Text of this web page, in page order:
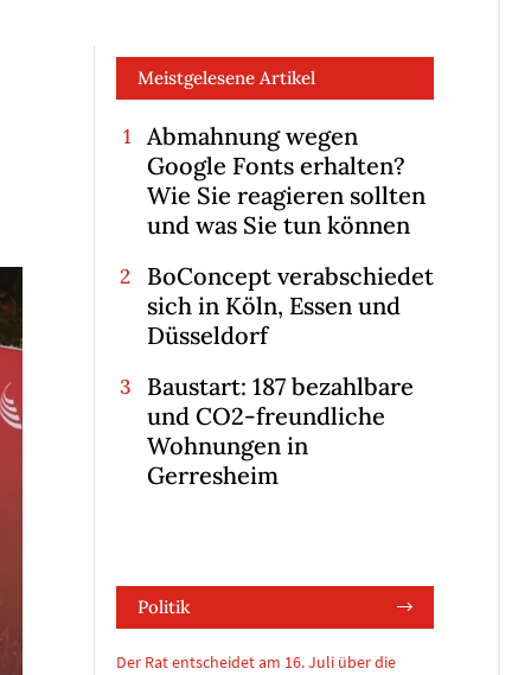
Meistgelesene Artikel
Abmahnung wegen
Google Fonts erhalten?
Wie Sie reagieren sollten
und was Sie tun können
BoConcept verabschiedet
sich in Köln, Essen und
Düsseldorf
Baustart: 187 bezahlbare
und CO2-freundliche
Wohnungen in
Gerresheim
Politik
Der Rat entscheidet am 16. Juli über die